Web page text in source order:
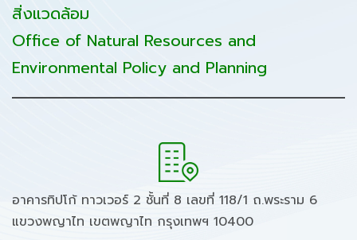
สิ่งแวดล้อม
Office of Natural Resources and
Environmental Policy and Planning
อาคารทิปโก้ ทาวเวอร์ 2 ชั้นที่ 8 เลขที่ 118/1 ถ.พระราม 6
แขวงพญาไท เขตพญาไท กรุงเทพฯ 10400